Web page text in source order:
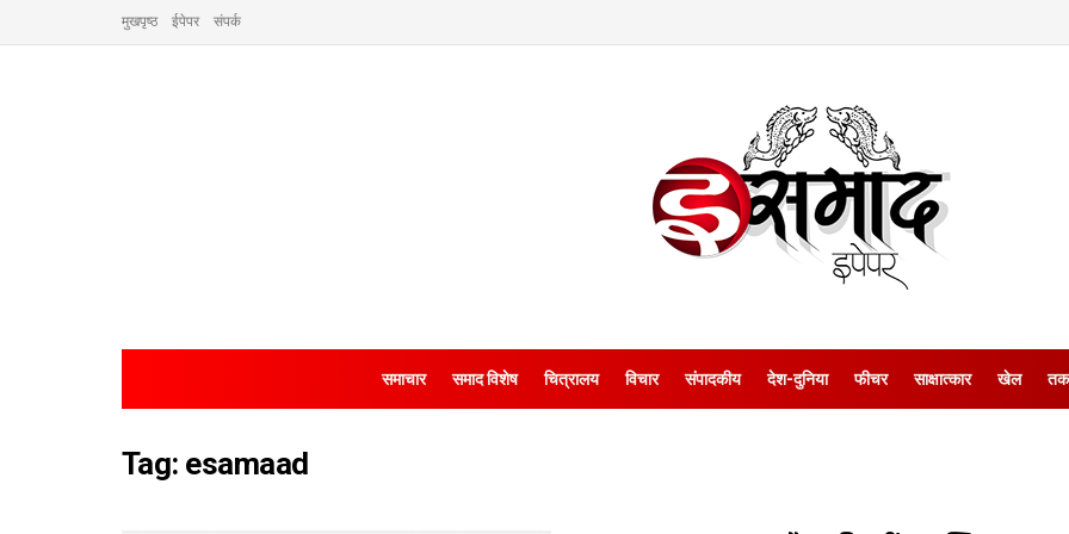
मुखपृष्ठ ईपेपर संपर्क
समाचार समाद विशेष चित्रालय विचार संपादकीय देश-दुनिया फीचर साक्षात्‍कार खेल
Tag: esamaad